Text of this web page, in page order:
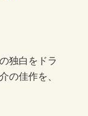
独白をドラ
の佳作を、